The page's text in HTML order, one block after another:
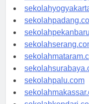
sekolahpalu.com